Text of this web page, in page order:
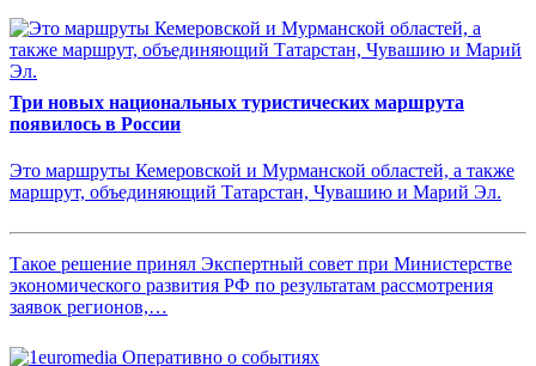
Три новых национальных туристических маршрута
появилось в России
Это маршруты Кемеровской и Мурманской областей, а также
маршрут, объединяющий Татарстан, Чувашию и Марий Эл.
Такое решение принял Экспертный совет при Министерстве
экономического развития РФ по результатам рассмотрения
заявок регионов,…